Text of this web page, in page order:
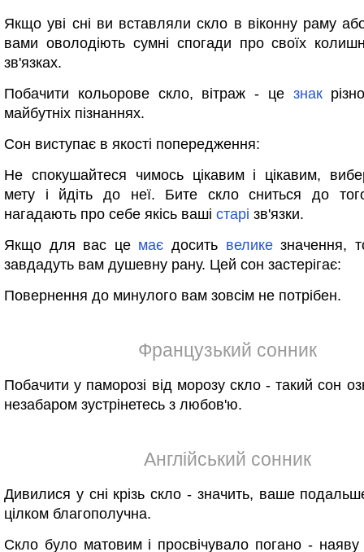
Якщо уві сні ви вставляли скло в віконну раму
вами оволодіють сумні спогади про своїх
зв'язках.
Побачити кольорове скло, вітраж - це знак
майбутніх пізнаннях.
Сон виступає в якості попередження:
Не спокушайтеся чимось цікавим і цікавим,
мету і йдіть до неї. Бите скло сниться до
нагадають про себе якісь ваші старі зв'язки.
Якщо для вас це має досить великезначення,
завдадуть вам душевну рану. Цей сон застерігає:
Повернення до минулого вам зовсім не потрібен.
Французький сонник
Побачити у паморозі від морозу скло - такий сон
незабаром зустрінетесь з любов'ю.
Англійський сонник
Дивилися у сні крізь скло - значить, ваше
цілком благополучна.
Скло було матовим і просвічувало погано - наяву